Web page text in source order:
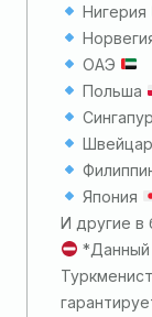
Нигерия
ОАЭ
Польша
Сингапур
Япония
И другие
*Данный